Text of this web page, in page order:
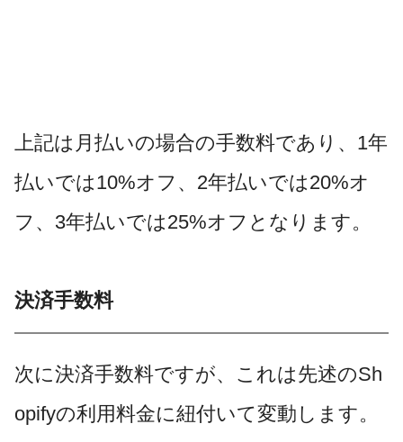
上記は月払いの場合の手数料であり、1年
払いでは10%オフ、2年払いでは20%オ
フ、3年払いでは25%オフとなります。
決済手数料
次に決済手数料ですが、これは先述のSh
opifyの利用料金に紐付いて変動します。